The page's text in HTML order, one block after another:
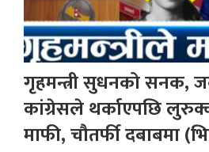
गृहमन्त्री सुधनको सनक,
कांग्रेसले थर्काएपछि
माफी, चौतर्फी दबाबमा